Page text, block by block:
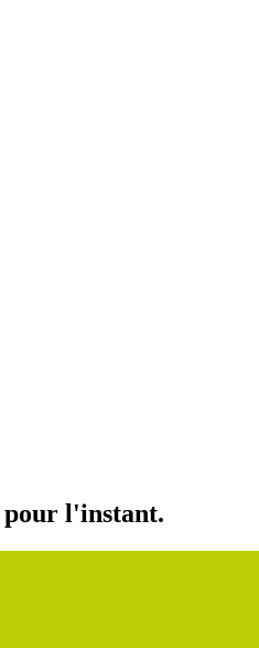
pour l'instant.